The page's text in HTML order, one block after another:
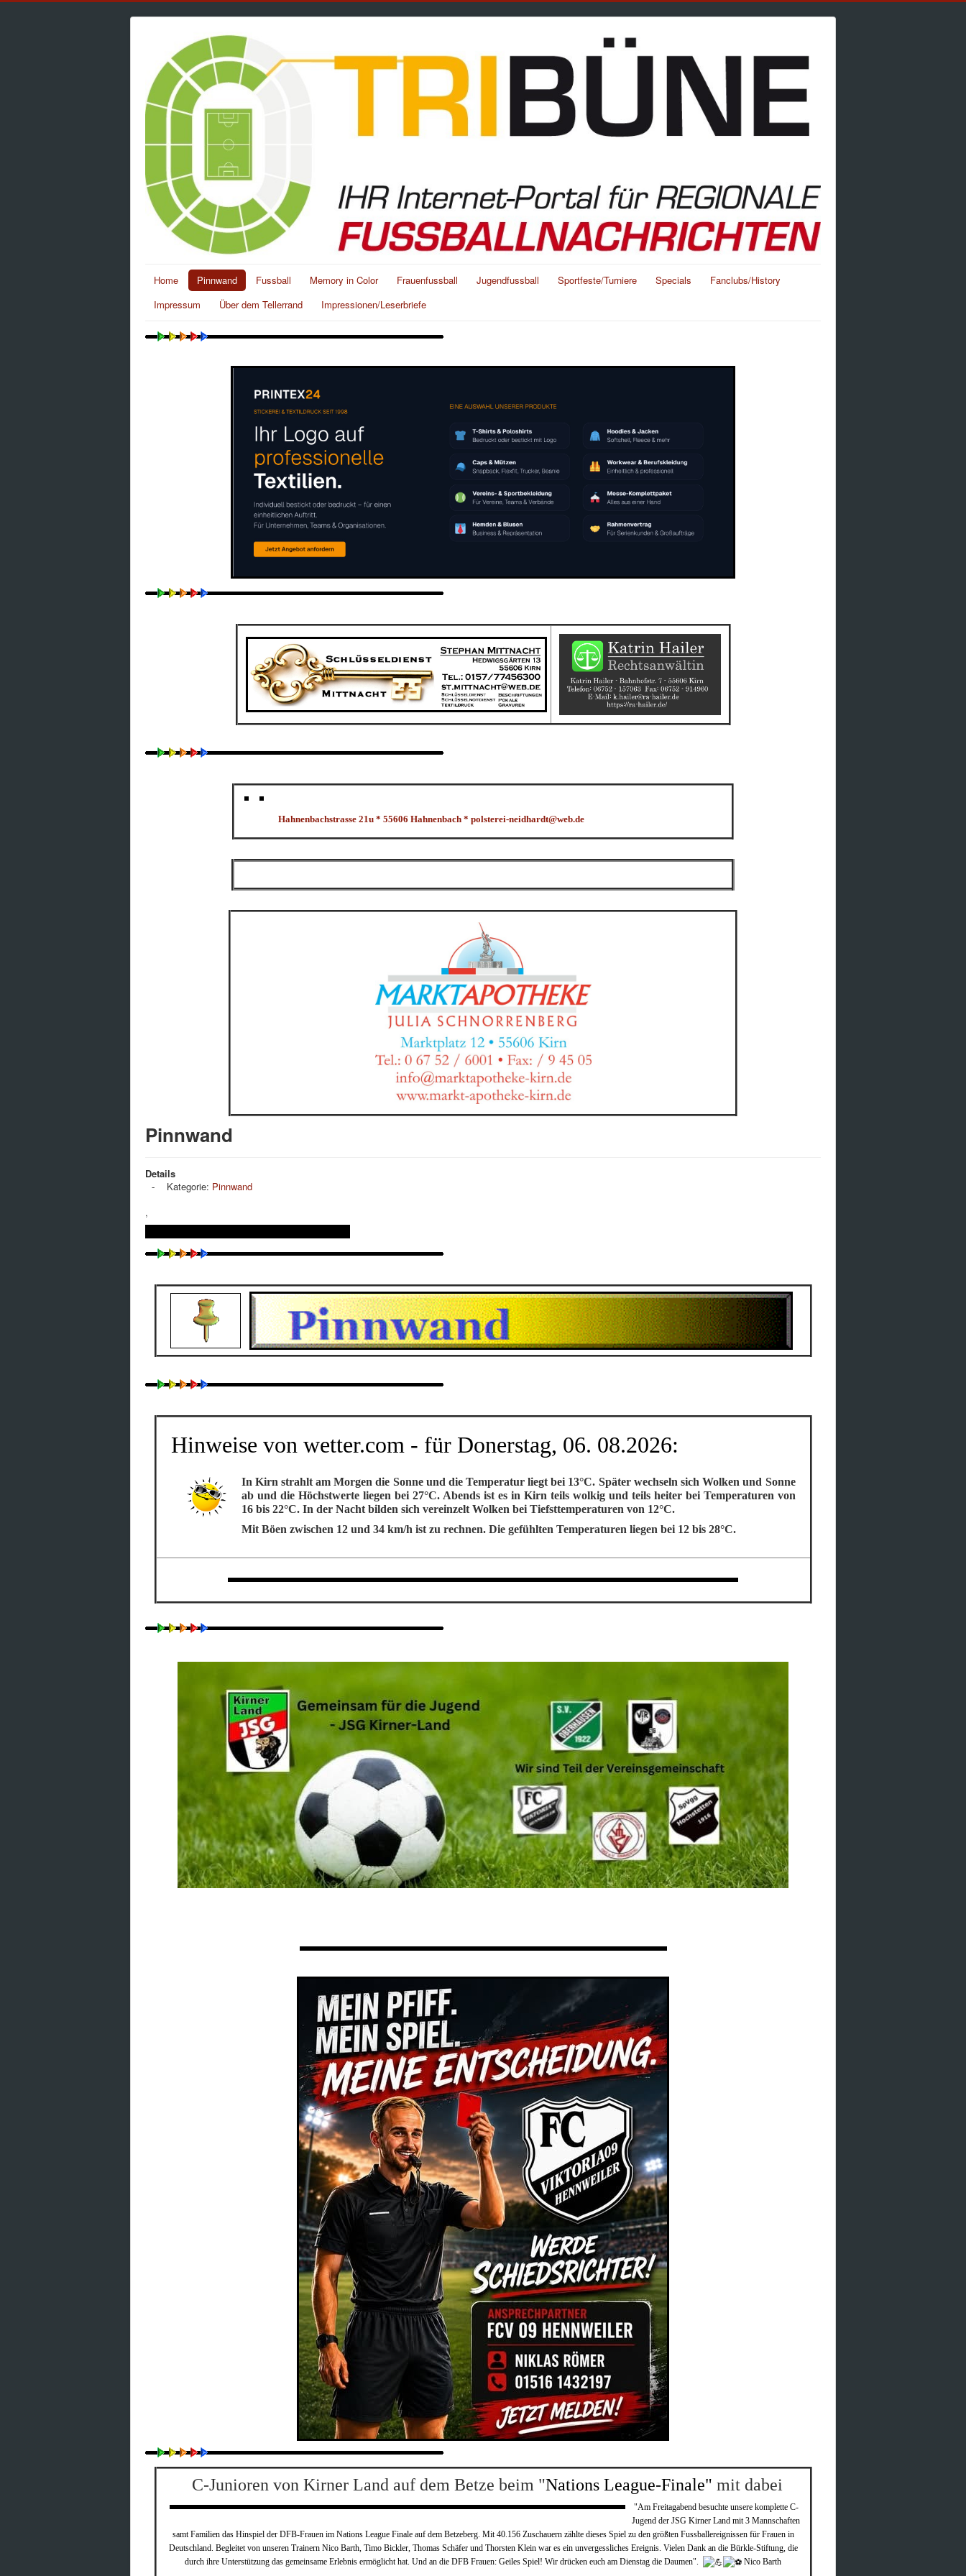
Home Pinnwand Fussball Memory in Color Frauenfussball Jugendfussball Sportfeste/Turniere Specials
Fanclubs/History
Impressum
Über dem Tellerrand Impressionen/Leserbriefe
Hahnenbachstrasse 21u * 55606 Hahnenbach * polsterei-neidhardt@web.de
Pinnwand
Details
Kategorie: Pinnwand
,
Hinweise von wetter.com - für Donerstag, 06. 08.2026:
In Kirn strahlt am Morgen die Sonne und die Temperatur liegt bei 13°C. Später wechseln sich Wolken und Sonne
ab und die Höchstwerte liegen bei 27°C. Abends ist es in Kirn teils wolkig und teils heiter bei Temperaturen von
16 bis 22°C. In der Nacht bilden sich vereinzelt Wolken bei Tiefsttemperaturen von 12°C.
Mit Böen zwischen 12 und 34 km/h ist zu rechnen. Die gefühlten Temperaturen liegen bei 12 bis 28°C.
C-Junioren von Kirner Land auf dem Betze beim "Nations League-Finale" mit dabei
"Am Freitagabend besuchte unsere komplette C-
Jugend der JSG Kirner Land mit 3 Mannschaften
samt Familien das Hinspiel der DFB-Frauenim Nations League Finale auf dem Betzeberg. Mit 40.156 Zuschauern zählte dieses Spiel zu den größten Fussballereignissen für Frauen in
Deutschland. Begleitet von unseren Trainern Nico Barth, Timo Bickler, Thomas Schäferund Thorsten Kleinwar es ein unvergessliches Ereignis. Vielen Dank an die Bürkle-Stiftung, die
durch ihre Unterstützung das gemeinsame Erlebnis ermöglicht hat. Und an die DFB Frauen: Geiles Spiel! Wir drücken euch am Dienstag die Daumen".
Nico Barth